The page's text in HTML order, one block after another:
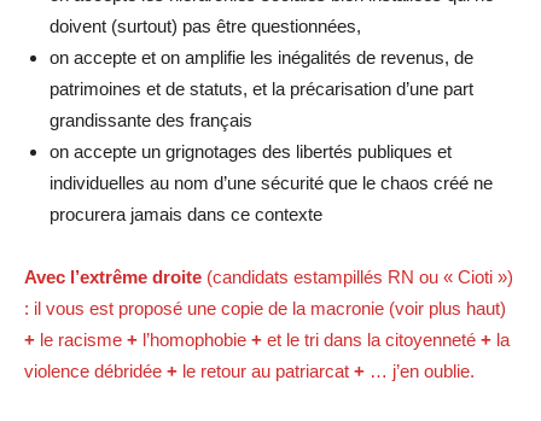
doivent (surtout) pas être questionnées,
on accepte et on amplifie les inégalités de revenus, de
patrimoines et de statuts, et la précarisation d’une part
grandissante des français
on accepte un grignotages des libertés publiques et
individuelles au nom d’une sécurité que le chaos créé ne
procurera jamais dans ce contexte
Avec l’extrême droite (candidats estampillés RN ou « Cioti »)
: il vous est proposé une copie de la macronie (voir plus haut)
+ le racisme + l’homophobie + et le tri dans la citoyenneté + la
violence débridée + le retour au patriarcat + … j’en oublie.